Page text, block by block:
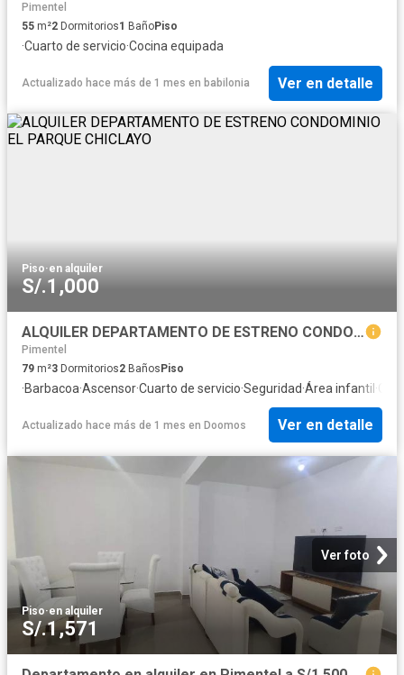
Pimentel
55 m²2 Dormitorios1 BañoPiso
·Cuarto de servicio·Cocina equipada
Actualizado hace más de 1 mes en babilonia Ver en detalle
Piso·en alquiler
S/.1,000
ALQUILER DEPARTAMENTO DE ESTRENO CONDOMINIO EL PARQUE CHICLAYO
Pimentel
79 m²3 Dormitorios2 Baños Piso
·Barbacoa·Ascensor·Cuarto de servicio·Seguridad·Área infantil ·
Actualizado hace más de 1 mes en Doomos Ver en detalle
Ver foto
Piso·en alquiler
S/.1,571